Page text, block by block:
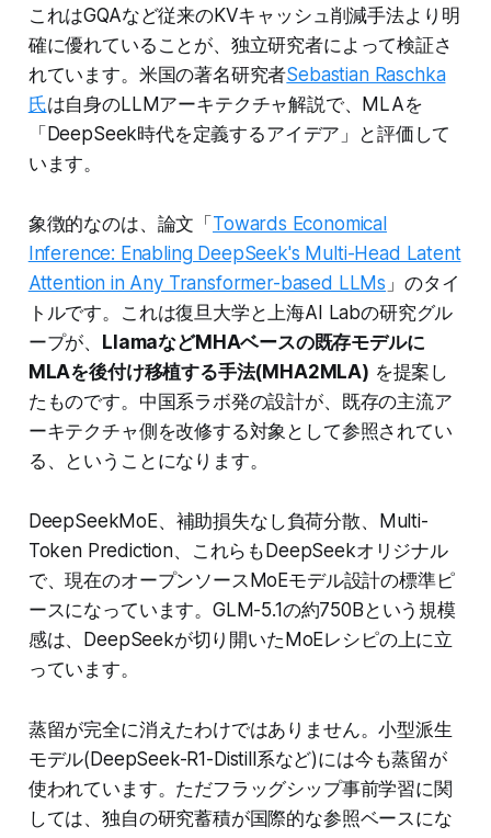
これはGQAなど従来のKVキャッシュ削減手法より明
確に優れていることが、独立研究者によって検証さ
れています。米国の著名研究者Sebastian Raschka
氏は自身のLLMアーキテクチャ解説で、MLAを
「DeepSeek時代を定義するアイデア」と評価して
います。
象徴的なのは、論文「 Towards Economical
Inference: Enabling DeepSeek's Multi-Head Latent
Attention in Any Transformer-based LLMs 」のタイ
トルです。これは復旦大学と上海AI Labの研究グル
ープが、
LlamaなどMHAベースの既存モデルに
MLAを後付け移植する手法(MHA2MLA) を提案し
たものです。中国系ラボ発の設計が、既存の主流ア
ーキテクチャ側を改修する対象として参照されてい
る、ということになります。
DeepSeekMoE、補助損失なし負荷分散、Multi-
Token Prediction、これらもDeepSeekオリジナル
で、現在のオープンソースMoEモデル設計の標準ピ
ースになっています。GLM-5.1の約750Bという規模
感は、DeepSeekが切り開いたMoEレシピの上に立
っています。
蒸留が完全に消えたわけではありません。小型派生
モデル(DeepSeek-R1-Distill系など)には今も蒸留が
使われています。ただフラッグシップ事前学習に関
しては、独自の研究蓄積が国際的な参照ベースにな